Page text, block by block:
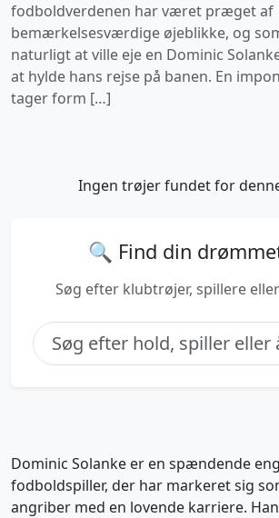
fodboldverdenen har været præget af
bemærkelsesværdige øjeblikke, og
naturligt at ville eje en Dominic
at hylde hans rejse på banen. En
tager form […]
Ingen trøjer fundet for
🔍 Find din
Søg efter klubtrøjer, spillere
Dominic Solanke er en spændende
fodboldspiller, der har markeret sig
angriber med en lovende karriere.